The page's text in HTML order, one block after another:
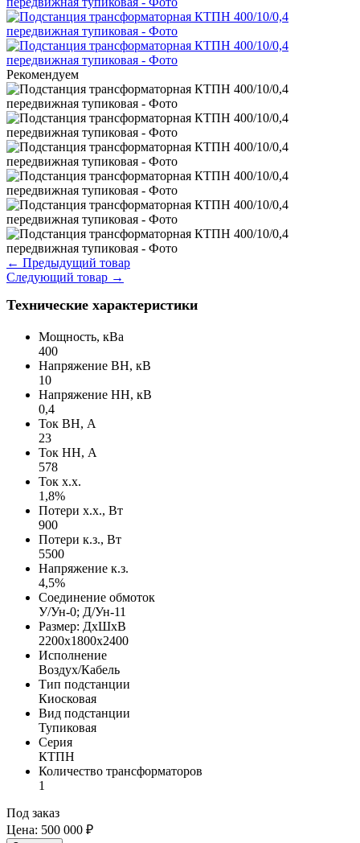
Рекомендуем
← Предыдущий товар
Следующий товар →
Технические характеристики
Мощность, кВа
400
Напряжение ВН, кВ
10
Напряжение НН, кВ
0,4
Ток ВН, А
23
Ток НН, А
578
Ток х.х.
1,8%
Потери х.х., Вт
900
Потери к.з., Вт
5500
Напряжение к.з.
4,5%
Соединение обмоток
У/Ун-0; Д/Ун-11
Размер: ДхШхВ
2200х1800х2400
Исполнение
Воздух/Кабель
Тип подстанции
Киосковая
Вид подстанции
Тупиковая
Серия
КТПН
Количество трансформаторов
1
Под заказ
Цена: 500 000 ₽